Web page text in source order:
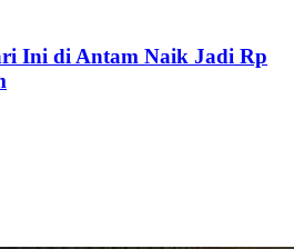
Ini di Antam Naik Jadi Rp